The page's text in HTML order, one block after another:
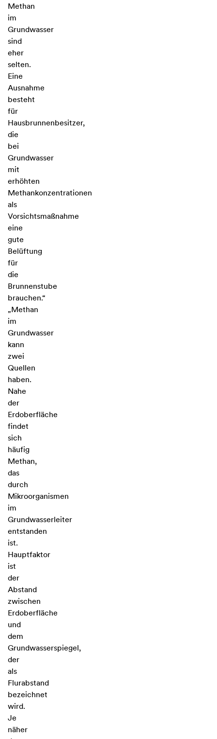
Methan
im
Grundwasser
sind
eher
selten.
Eine
Ausnahme
besteht
für
Hausbrunnenbesitzer,
die
bei
Grundwasser
mit
erhöhten
Methankonzentrationen
als
Vorsichtsmaßnahme
eine
gute
Belüftung
für
die
Brunnenstube
brauchen.“
„Methan
im
Grundwasser
kann
zwei
Quellen
haben.
Nahe
der
Erdoberfläche
findet
sich
häufig
Methan,
das
durch
Mikroorganismen
im
Grundwasserleiter
entstanden
ist.
Hauptfaktor
ist
der
Abstand
zwischen
Erdoberfläche
und
dem
Grundwasserspiegel,
der
als
Flurabstand
bezeichnet
wird.
Je
näher